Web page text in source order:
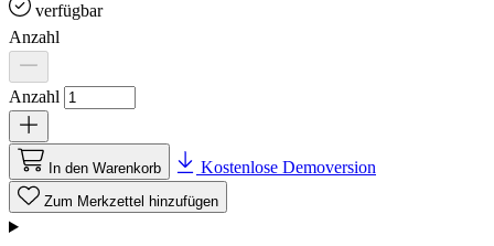
verfügbar
Anzahl
Anzahl
In den Warenkorb Kostenlose Demoversion
Zum Merkzettel hinzufügen